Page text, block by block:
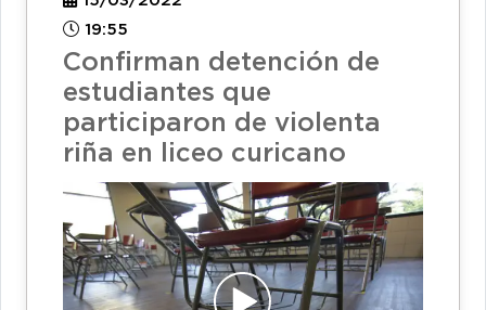
19:55
Confirman detención de
estudiantes que
participaron de violenta
riña en liceo curicano